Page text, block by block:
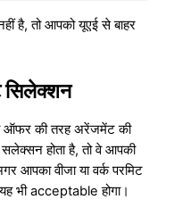
है, तो आपको यूएई से बाहर
ऑफर की तरह अरेंजमेंट की
होता है, तो वे आपकी
आपका वीजा या वर्क परमिट
भी acceptable होगा।